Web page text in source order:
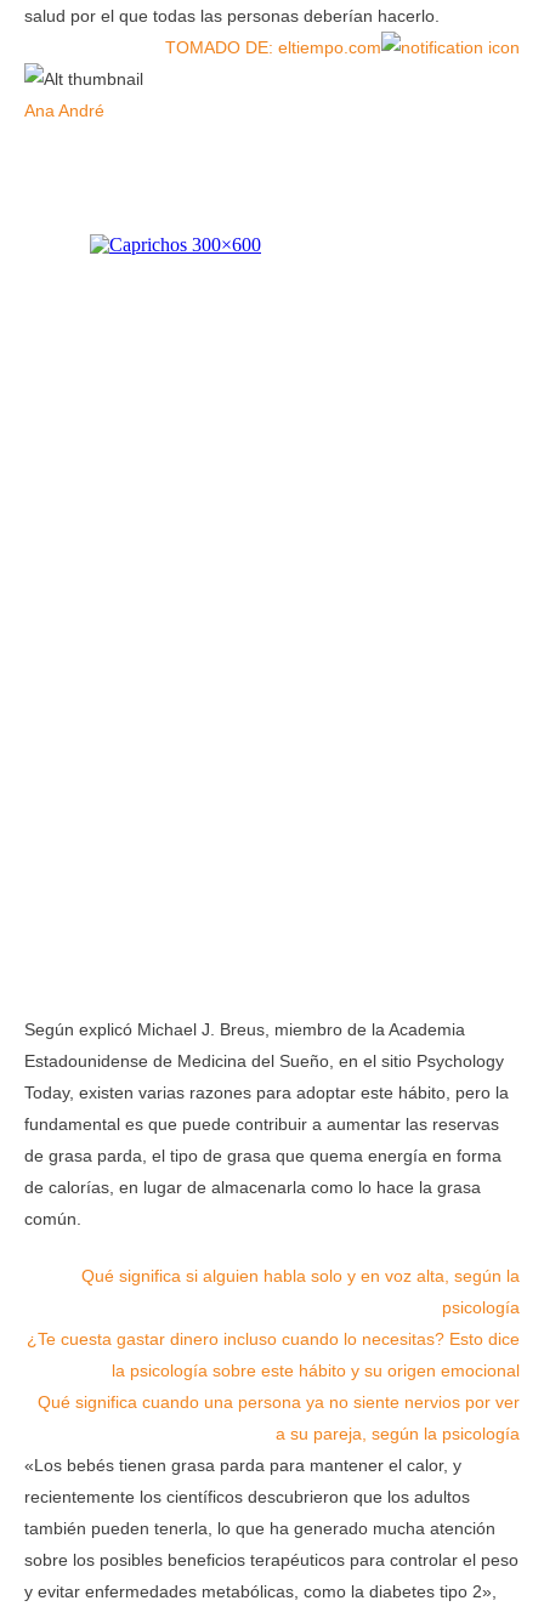
salud por el que todas las personas deberían hacerlo.
TOMADO DE: eltiempo.com
Ana André
Según explicó Michael J. Breus, miembro de la Academia
Estadounidense de Medicina del Sueño, en el sitio Psychology
Today, existen varias razones para adoptar este hábito, pero la
fundamental es que puede contribuir a aumentar las reservas
de grasa parda, el tipo de grasa que quema energía en forma
de calorías, en lugar de almacenarla como lo hace la grasa
común.
Qué significa si alguien habla solo y en voz alta, según la
psicología
¿Te cuesta gastar dinero incluso cuando lo necesitas? Esto dice
la psicología sobre este hábito y su origen emocional
Qué significa cuando una persona ya no siente nervios por ver
a su pareja, según la psicología
«Los bebés tienen grasa parda para mantener el calor, y
recientemente los científicos descubrieron que los adultos
también pueden tenerla, lo que ha generado mucha atención
sobre los posibles beneficios terapéuticos para controlar el peso
y evitar enfermedades metabólicas, como la diabetes tipo 2»,